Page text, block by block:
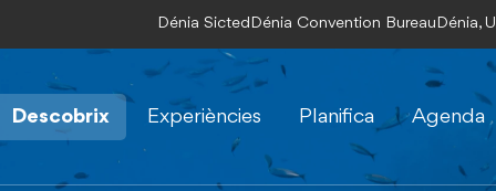
Dénia Sicted Dénia Convention Bureau Dénia,
Descobrix Experiències Planifica Agenda